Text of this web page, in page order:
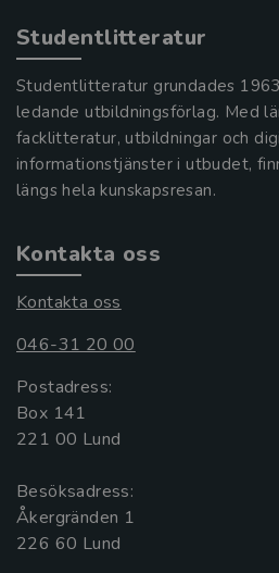
Studentlitteratur
Studentlitteratur grundades
ledande utbildningsförlag. Med
facklitteratur, utbildningar och
informationstjänster i utbudet,
längs hela kunskapsresan.
Kontakta oss
Kontakta oss
046-31 20 00
Postadress:
Box 141
221 00 Lund
Besöksadress:
Åkergränden 1